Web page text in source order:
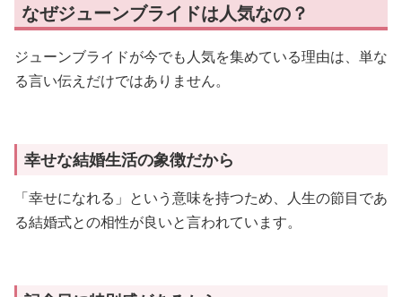
なぜジューンブライドは人気なの？
ジューンブライドが今でも人気を集めている理由は、単な
る言い伝えだけではありません。
幸せな結婚生活の象徴だから
「幸せになれる」という意味を持つため、人生の節目であ
る結婚式との相性が良いと言われています。